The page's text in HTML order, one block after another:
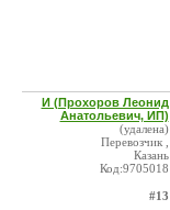
И (Прохоров Леонид
Анатольевич, ИП)
(удалена)
Перевозчик ,
Казань
Код:9705018
#13